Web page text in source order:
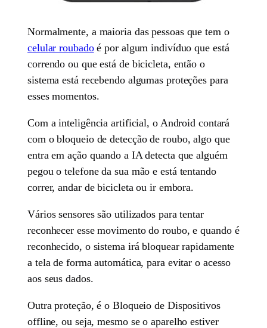
Normalmente, a maioria das pessoas que tem o
celular roubadoé por algum indivíduo que está
correndo ou que está de bicicleta, então o
sistema está recebendo algumas proteções para
esses momentos.
Com a inteligência artificial, o Android contará
com o bloqueio de detecção de roubo, algo que
entra em ação quando a IA detecta que alguém
pegou o telefone da sua mão e está tentando
correr, andar de bicicleta ou ir embora.
Vários sensores são utilizados para tentar
reconhecer esse movimento do roubo, e quando é
reconhecido, o sistema irá bloquear rapidamente
a tela de forma automática, para evitar o acesso
aos seus dados.
Outra proteção, é o Bloqueio de Dispositivos
offline, ou seja, mesmo se o aparelho estiver